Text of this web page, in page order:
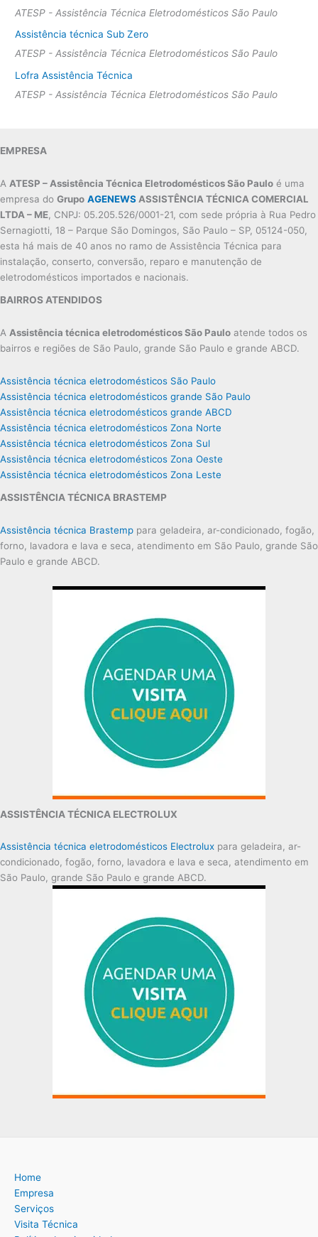
ATESP - Assistência Técnica Eletrodomésticos São Paulo
Assistência técnica Sub Zero
ATESP - Assistência Técnica Eletrodomésticos São Paulo
Lofra Assistência Técnica
ATESP - Assistência Técnica Eletrodomésticos São Paulo
EMPRESA
A ATESP – Assistência Técnica Eletrodomésticos São Paulo é uma
empresa do Grupo AGENEWS ASSISTÊNCIA TÉCNICA COMERCIAL
LTDA – ME , CNPJ: 05.205.526/0001-21, com sede própria à Rua Pedro
Sernagiotti, 18 – Parque São Domingos, São Paulo – SP, 05124-050,
esta há mais de 40 anos no ramo de Assistência Técnica para
instalação, conserto, conversão, reparo e manutenção de
eletrodomésticos importados e nacionais.
BAIRROS ATENDIDOS
A Assistência técnica eletrodomésticos São Paulo atende todos os
bairros e regiões de São Paulo, grande São Paulo e grande ABCD.
Assistência técnica eletrodomésticos São Paulo
Assistência técnica eletrodomésticos grande São Paulo
Assistência técnica eletrodomésticos grande ABCD
Assistência técnica eletrodomésticos Zona Norte
Assistência técnica eletrodomésticos Zona Sul
Assistência técnica eletrodomésticos Zona Oeste
Assistência técnica eletrodomésticos Zona Leste
ASSISTÊNCIA TÉCNICA BRASTEMP
Assistência técnica Brastemp para geladeira, ar-condicionado, fogão,
forno, lavadora e lava e seca, atendimento em São Paulo, grande São
Paulo e grande ABCD.
ASSISTÊNCIA TÉCNICA ELECTROLUX
Assistência técnica eletrodomésticos Electrolux para geladeira, ar-
condicionado, fogão, forno, lavadora e lava e seca, atendimento em
São Paulo, grande São Paulo e grande ABCD.
Home
Empresa
Serviços
Visita Técnica